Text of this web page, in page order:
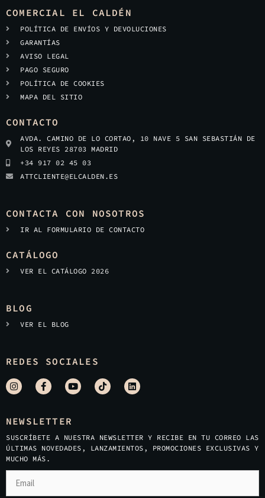
COMERCIAL EL CALDÉN
POLÍTICA DE ENVÍOS Y DEVOLUCIONES
GARANTÍAS
AVISO LEGAL
PAGO SEGURO
POLÍTICA DE COOKIES
MAPA DEL SITIO
CONTACTO
AVDA. CAMINO DE LO CORTAO, 10 NAVE 5 SAN SEBASTIÁN DE
LOS REYES 28703 MADRID
+34 917 02 45 03
ATTCLIENTE@ELCALDEN.ES
CONTACTA CON NOSOTROS
IR AL FORMULARIO DE CONTACTO
CATÁLOGO
VER EL CATÁLOGO 2026
BLOG
VER EL BLOG
REDES SOCIALES
NEWSLETTER
SUSCRÍBETE A NUESTRA NEWSLETTER Y RECIBE EN TU CORREO LAS
ÚLTIMAS NOVEDADES, LANZAMIENTOS, PROMOCIONES EXCLUSIVAS Y
MUCHO MÁS.